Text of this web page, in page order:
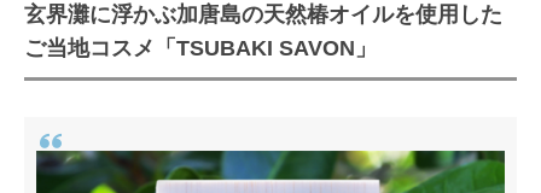
玄界灘に浮かぶ加唐島の天然椿オイルを使用した
ご当地コスメ「TSUBAKI SAVON」